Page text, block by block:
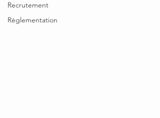
Recrutement
Règlementation